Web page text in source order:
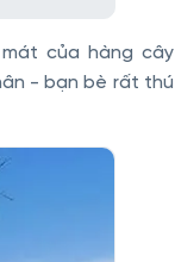
của hàng cây
- bạn bè rất thú